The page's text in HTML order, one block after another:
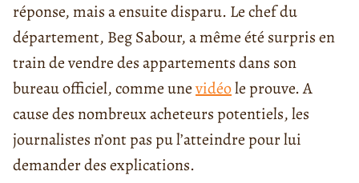
réponse, mais a ensuite disparu. Le chef du
département, Beg Sabour, a même été surpris en
train de vendre des appartements dans son
bureau officiel, comme unevidéole prouve. A
cause des nombreux acheteurs potentiels, les
journalistes n’ont pas pu l’atteindre pour lui
demander des explications.